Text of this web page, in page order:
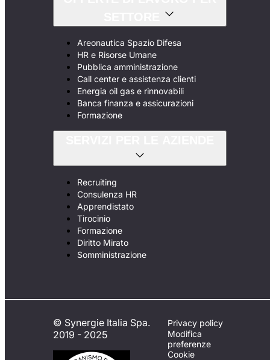
Areonautica Spazio Difesa
HR e Risorse Umane
Pubblica amministrazione
Call center e assistenza clienti
Energia oil gas e rinnovabili
Banca finanza e assicurazioni
Formazione
Recruiting
Consulenza HR
Apprendistato
Tirocinio
Formazione
Diritto Mirato
Somministrazione
© Synergie Italia Spa.
2019 - 2025
Privacy policy
Modifica
preferenze
Cookie